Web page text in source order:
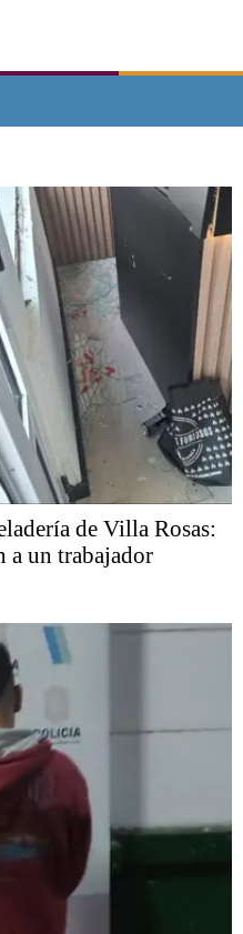
de Villa Rosas:
a un trabajador